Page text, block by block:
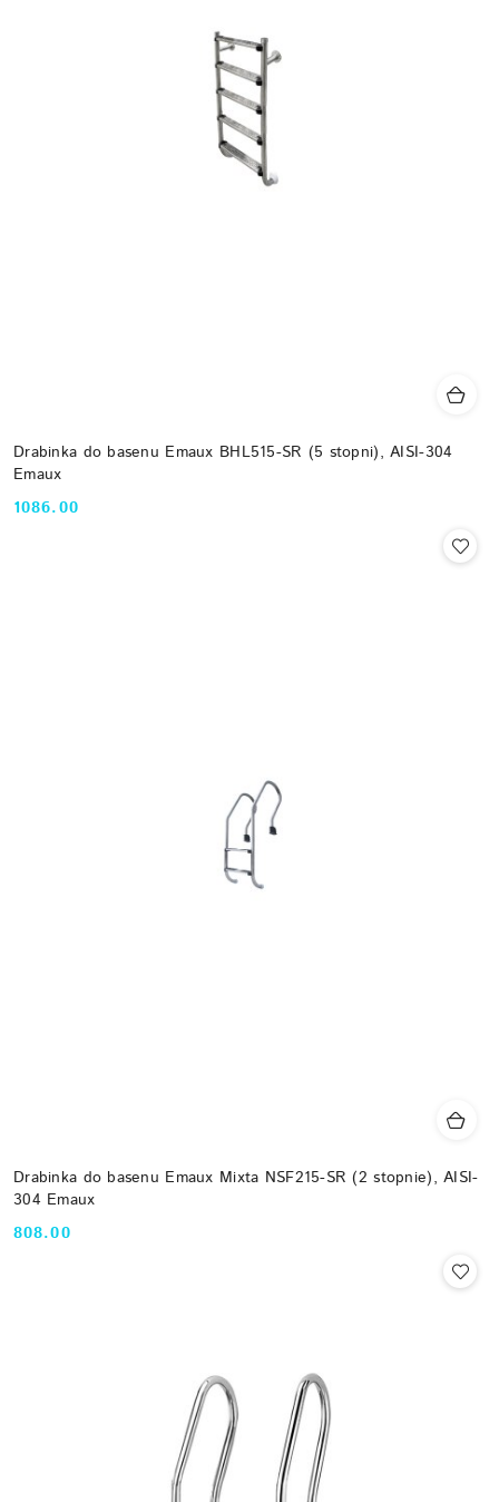
Drabinka do basenu Emaux BHL515-SR (5 stopni), AISI-304
Emaux
Cena:
1086.00
Drabinka do basenu Emaux Mixta NSF215-SR (2 stopnie), AISI-
304 Emaux
Cena:
808.00